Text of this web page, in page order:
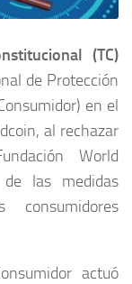
(TC)
de Protección
en el
al rechazar
World
las medidas
actuó